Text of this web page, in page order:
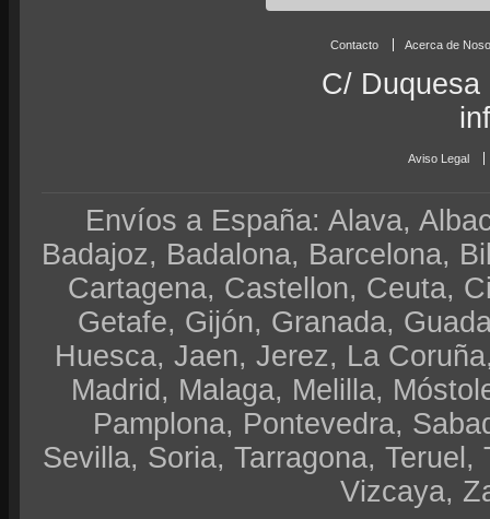
Contacto Acerca de
C/ Duquesa
Aviso Legal
Envíos a España: Alava,
Badajoz, Badalona, Barcelona,
Cartagena, Castellon, Ceuta,
Getafe, Gijón, Granada,
Huesca, Jaen, Jerez, La
Madrid, Malaga, Melilla,
Pamplona, Pontevedra,
Sevilla, Soria, Tarragona,
Vizcaya,